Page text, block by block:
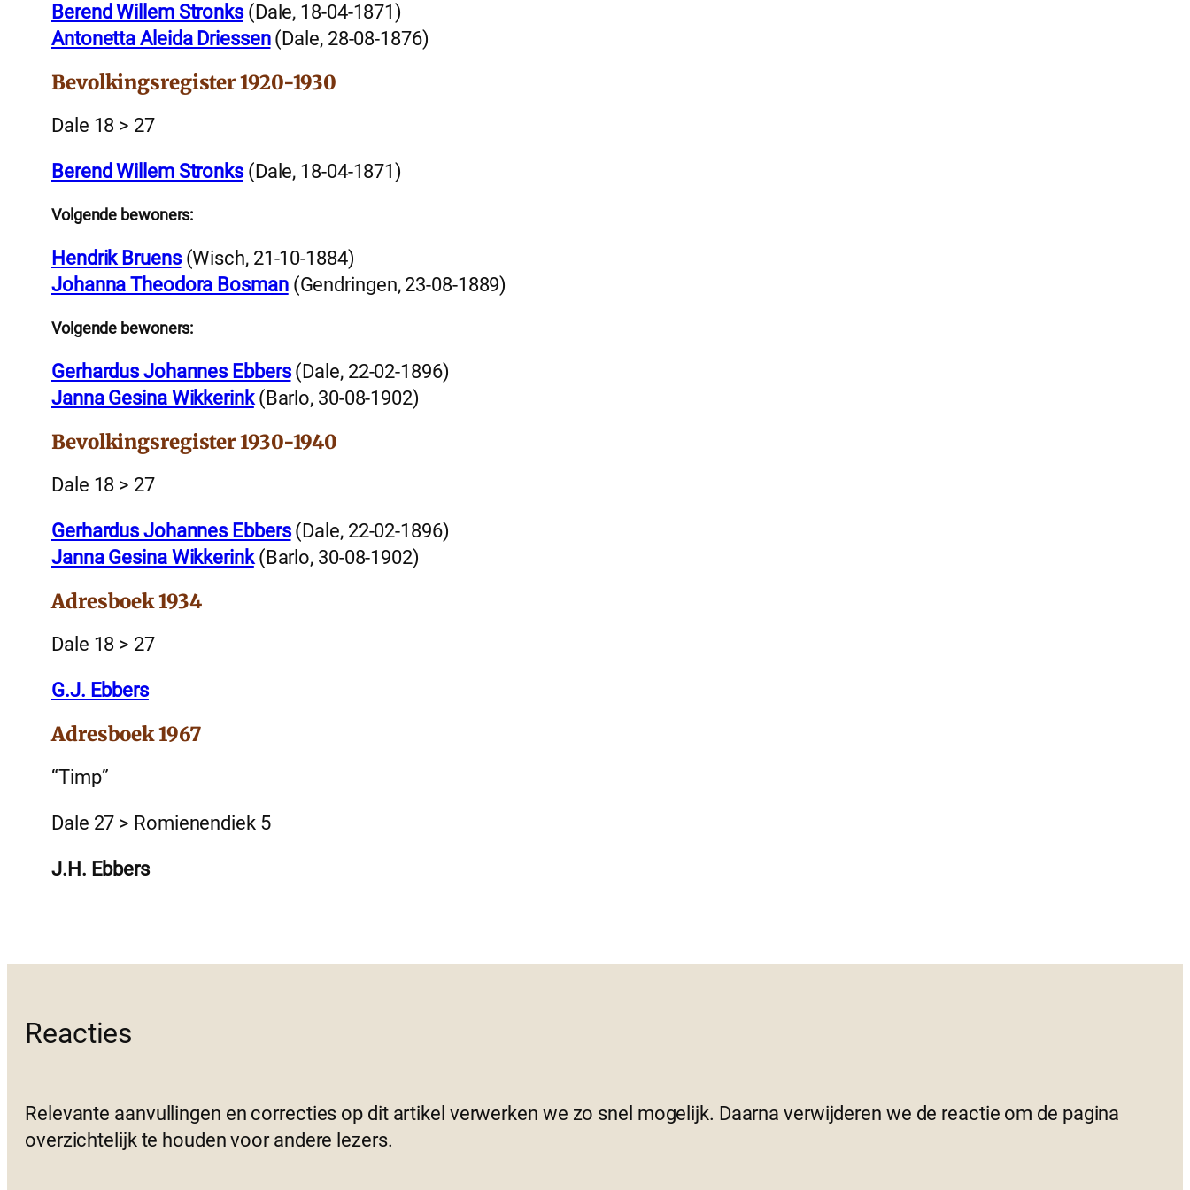
Berend Willem Stronks(Dale, 18-04-1871)
Antonetta Aleida Driessen(Dale, 28-08-1876)
Bevolkingsregister 1920-1930
Dale 18 > 27
Berend Willem Stronks(Dale, 18-04-1871)
Volgende bewoners:
Hendrik Bruens(Wisch, 21-10-1884)
Johanna Theodora Bosman(Gendringen, 23-08-1889)
Volgende bewoners:
Gerhardus Johannes Ebbers(Dale, 22-02-1896)
Janna Gesina Wikkerink(Barlo, 30-08-1902)
Bevolkingsregister 1930-1940
Dale 18 > 27
Gerhardus Johannes Ebbers(Dale, 22-02-1896)
Janna Gesina Wikkerink(Barlo, 30-08-1902)
Adresboek 1934
Dale 18 > 27
G.J. Ebbers
Adresboek 1967
“Timp”
Dale 27 > Romienendiek 5
J.H. Ebbers
Reacties
Relevante aanvullingen en correcties op dit artikel verwerken we zo snel mogelijk. Daarna verwijderen we de reactie om de pagina
overzichtelijk te houden voor andere lezers.